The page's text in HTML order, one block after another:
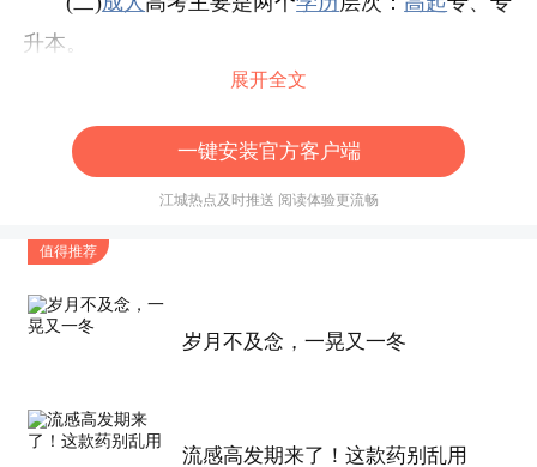
升本。
(一) 报考时间：每年8月底-9月初正式报考。
(二)报考条件
高起专 报考条件
专升本报考条件
书。
展开全文
一键安装官方客户端
江城热点及时推送 阅读体验更流畅
值得推荐
岁月不及念，一晃又一冬
流感高发期来了！这款药别乱用